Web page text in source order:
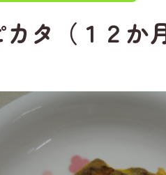
タ（１２か